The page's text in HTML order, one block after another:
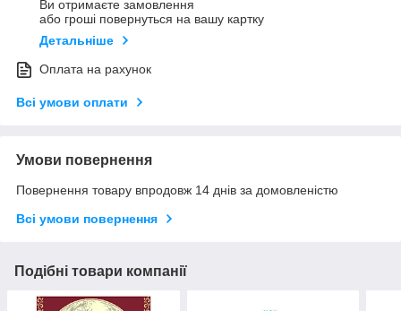
Ви отримаєте замовлення
або гроші повернуться на вашу картку
Детальніше
Оплата на рахунок
Всі умови оплати
Умови повернення
Повернення товару впродовж 14 днів за домовленістю
Всі умови повернення
Подібні товари компанії